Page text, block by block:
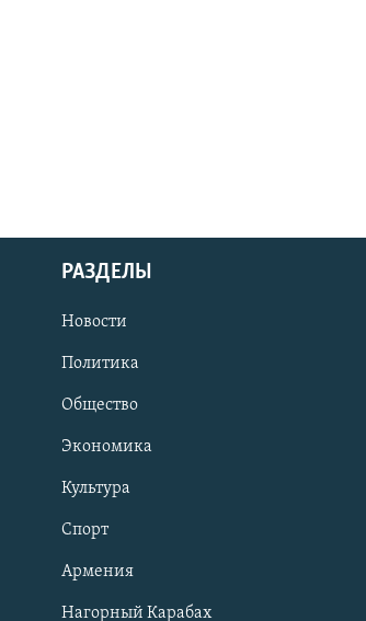
РАЗДЕЛЫ
Новости
Политика
Общество
Экономика
Культура
Спорт
Армения
Нагорный Карабах